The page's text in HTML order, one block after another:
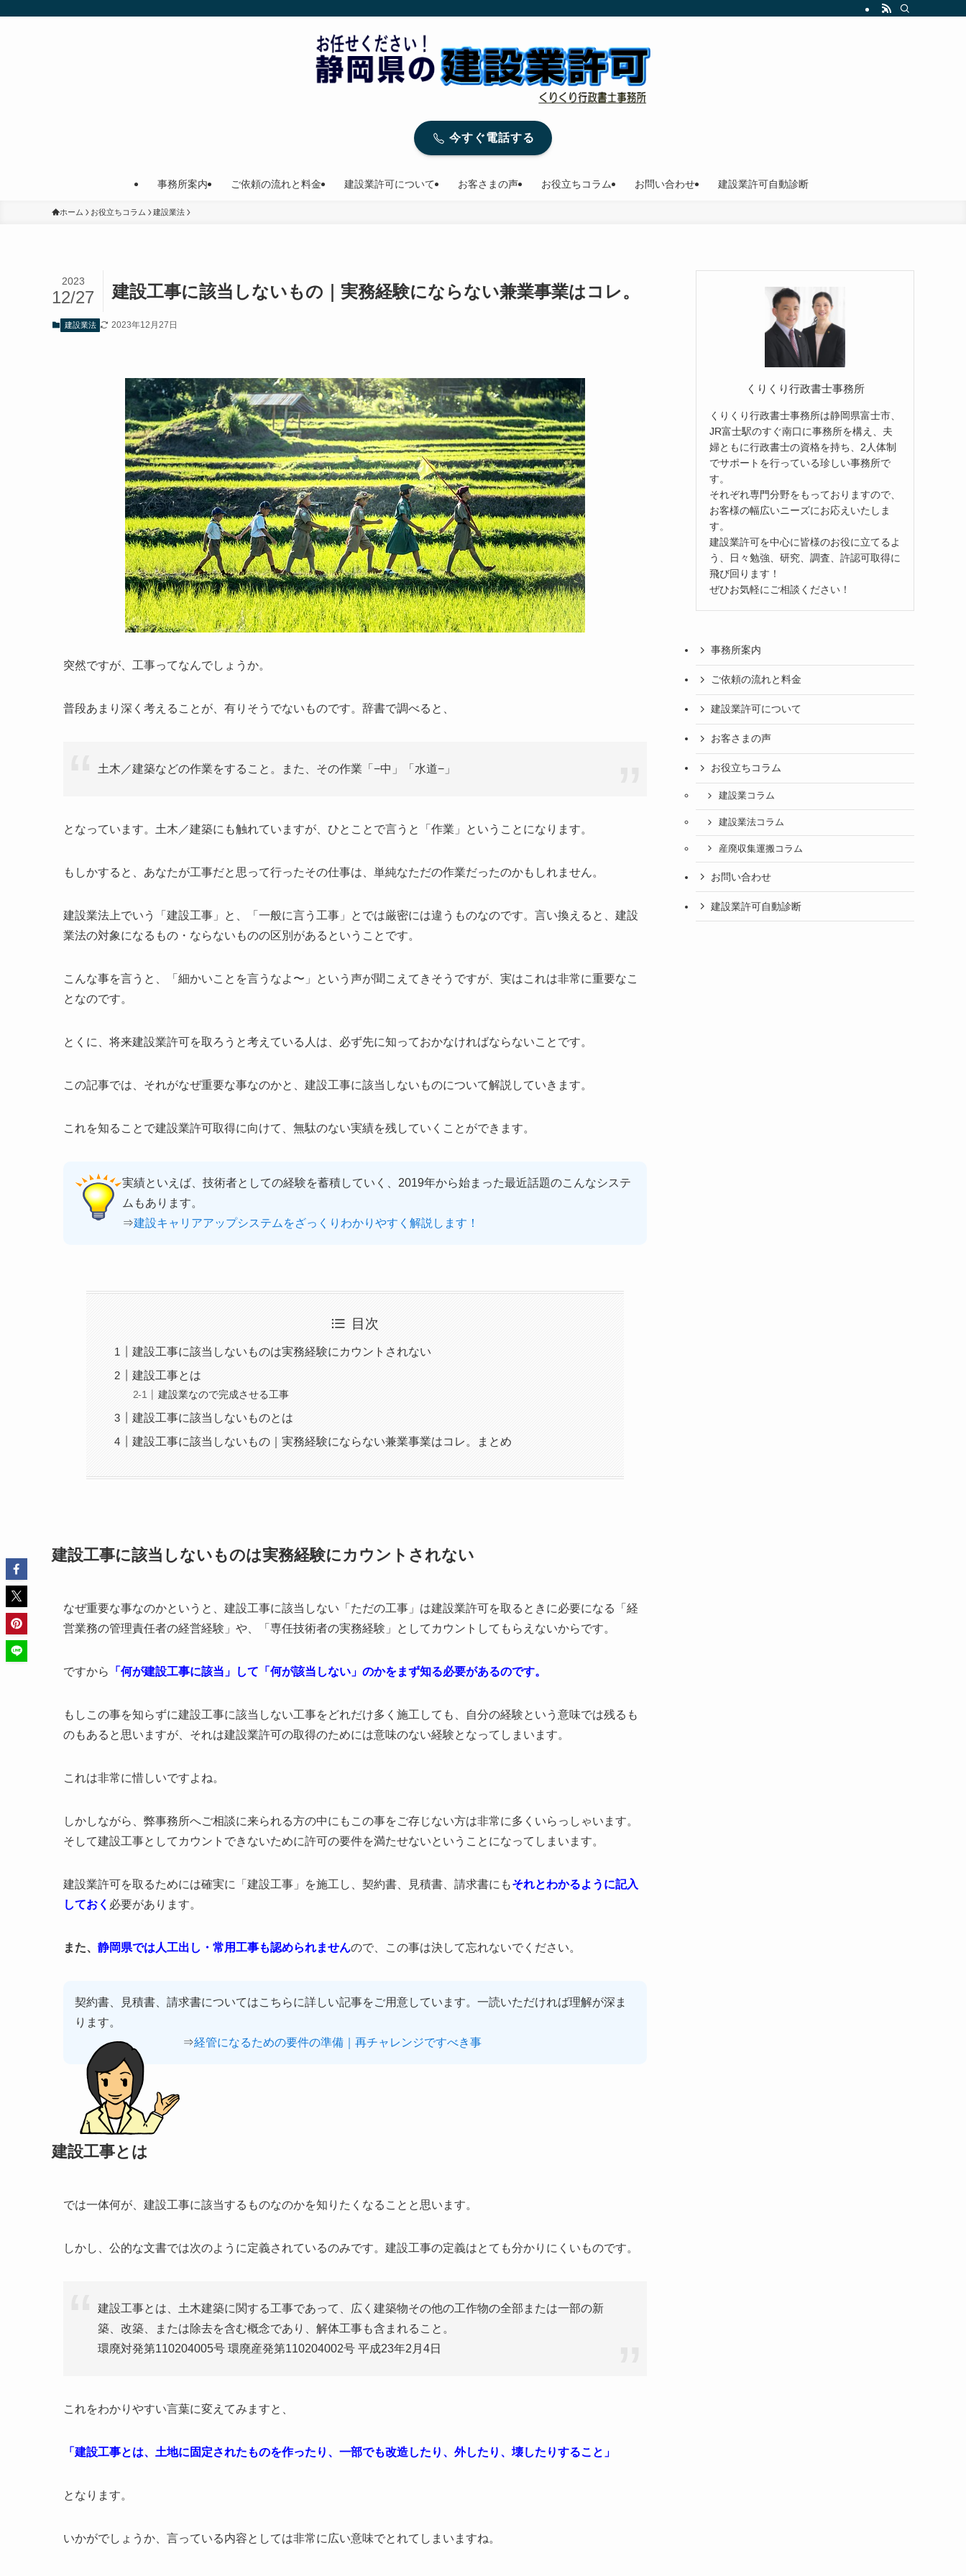
事務所案内 ご依頼の流れと料金 建設業許可について お客さまの声 お役立ちコラム お問い合わせ 建設業許可自動診断
今すぐ電話する
ホーム お役立ちコラム 建設業法
建設工事に該当しないもの｜実務経験にならない兼業事業はコレ。
2023
12/27
建設業法 2023年12月27日
突然ですが、工事ってなんでしょうか。
普段あまり深く考えることが、有りそうでないものです。辞書で調べると、
土木／建築などの作業をすること。また、その作業「−中」「水道−」
となっています。土木／建築にも触れていますが、ひとことで言うと「作業」ということになります。
もしかすると、あなたが工事だと思って行ったその仕事は、単純なただの作業だったのかもしれません。
建設業法上でいう「建設工事」と、「一般に言う工事」とでは厳密には違うものなのです。言い換えると、建設
業法の対象になるもの・ならないものの区別があるということです。
こんな事を言うと、「細かいことを言うなよ〜」という声が聞こえてきそうですが、実はこれは非常に重要なこ
となのです。
とくに、将来建設業許可を取ろうと考えている人は、必ず先に知っておかなければならないことです。
この記事では、それがなぜ重要な事なのかと、建設工事に該当しないものについて解説していきます。
これを知ることで建設業許可取得に向けて、無駄のない実績を残していくことができます。
実績といえば、技術者としての経験を蓄積していく、2019年から始まった最近話題のこんなシステ
ムもあります。
⇒建設キャリアアップシステムをざっくりわかりやすく解説します！
目次
建設工事に該当しないものは実務経験にカウントされない
建設工事とは
建設業なので完成させる工事
建設工事に該当しないものとは
建設工事に該当しないもの｜実務経験にならない兼業事業はコレ。まとめ
建設工事に該当しないものは実務経験にカウントされない
なぜ重要な事なのかというと、建設工事に該当しない「ただの工事」は建設業許可を取るときに必要になる「経
営業務の管理責任者の経営経験」や、「専任技術者の実務経験」としてカウントしてもらえないからです。
ですから 「何が建設工事に該当」して「何が該当しない」のかをまず知る必要があるのです。
もしこの事を知らずに建設工事に該当しない工事をどれだけ多く施工しても、自分の経験という意味では残るも
のもあると思いますが、それは建設業許可の取得のためには意味のない経験となってしまいます。
これは非常に惜しいですよね。
しかしながら、弊事務所へご相談に来られる方の中にもこの事をご存じない方は非常に多くいらっしゃいます。
そして建設工事としてカウントできないために許可の要件を満たせないということになってしまいます。
建設業許可を取るためには確実に「建設工事」を施工し、契約書、見積書、請求書にもそれとわかるように記入
しておく 必要があります。
また、 静岡県では人工出し・常用工事も認められませんので、この事は決して忘れないでください。
契約書、見積書、請求書についてはこちらに詳しい記事をご用意しています。一読いただければ理解が深ま
ります。
⇒経管になるための要件の準備｜再チャレンジですべき事
建設工事とは
では一体何が、建設工事に該当するものなのかを知りたくなることと思います。
しかし、公的な文書では次のように定義されているのみです。建設工事の定義はとても分かりにくいものです。
建設工事とは、土木建築に関する工事であって、広く建築物その他の工作物の全部または一部の新
築、改築、または除去を含む概念であり、解体工事も含まれること。
環廃対発第110204005号 環廃産発第110204002号 平成23年2月4日
これをわかりやすい言葉に変えてみますと、
「建設工事とは、土地に固定されたものを作ったり、一部でも改造したり、外したり、壊したりすること」
となります。
いかがでしょうか、言っている内容としては非常に広い意味でとれてしまいますね。
くりくり行政書士事務所
くりくり行政書士事務所は静岡県富士市、
JR富士駅のすぐ南口に事務所を構え、夫
婦ともに行政書士の資格を持ち、2人体制
でサポートを行っている珍しい事務所で
す。
それぞれ専門分野をもっておりますので、
お客様の幅広いニーズにお応えいたしま
す。
建設業許可を中心に皆様のお役に立てるよ
う、日々勉強、研究、調査、許認可取得に
飛び回ります！
ぜひお気軽にご相談ください！
事務所案内
ご依頼の流れと料金
建設業許可について
お客さまの声
お役立ちコラム
建設業コラム
建設業法コラム
産廃収集運搬コラム
お問い合わせ
建設業許可自動診断